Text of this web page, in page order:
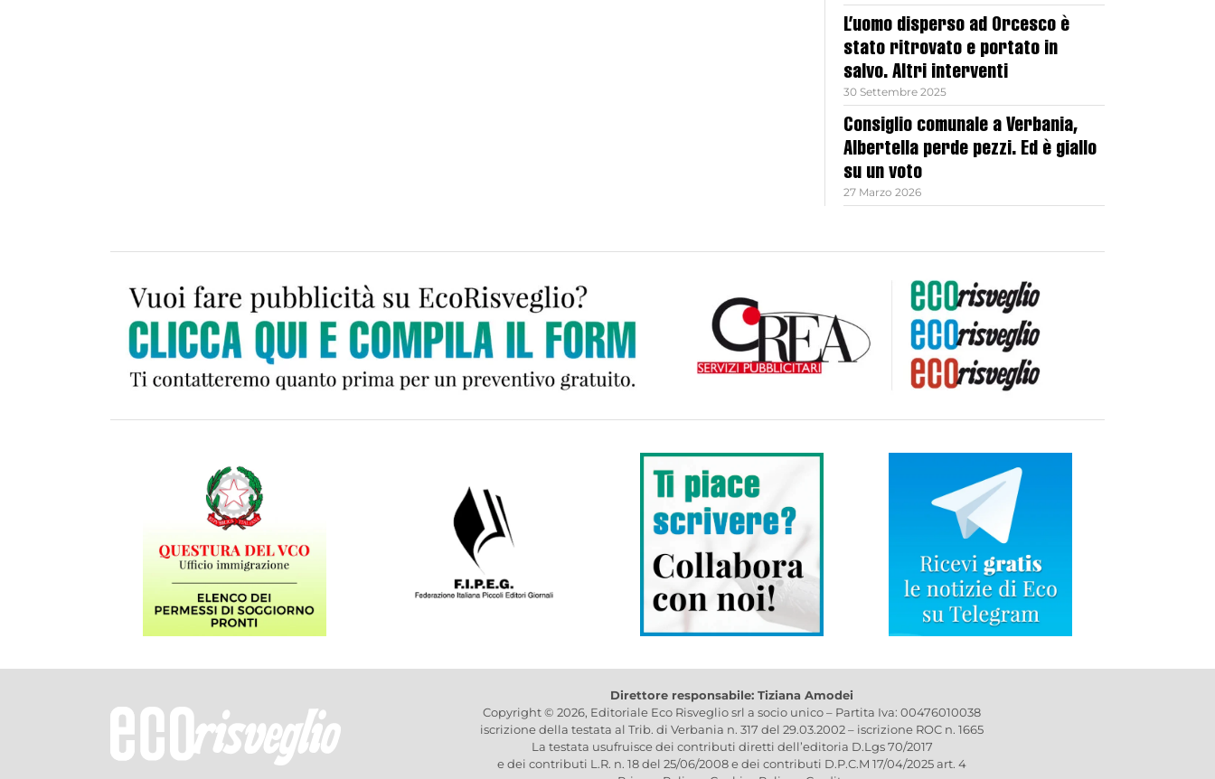
L’uomo disperso ad Orcesco è
stato ritrovato e portato in
salvo. Altri interventi
30 Settembre 2025
Consiglio comunale a Verbania,
Albertella perde pezzi. Ed è giallo
su un voto
27 Marzo 2026
Direttore responsabile: Tiziana Amodei
Copyright © 2026, Editoriale Eco Risveglio srl a socio unico – Partita Iva: 00476010038
iscrizione della testata al Trib. di Verbania n. 317 del 29.03.2002 – iscrizione ROC n. 1665
La testata usufruisce dei contributi diretti dell’editoria D.Lgs 70/2017
e dei contributi L.R. n. 18 del 25/06/2008 e dei contributi D.P.C.M 17/04/2025 art. 4